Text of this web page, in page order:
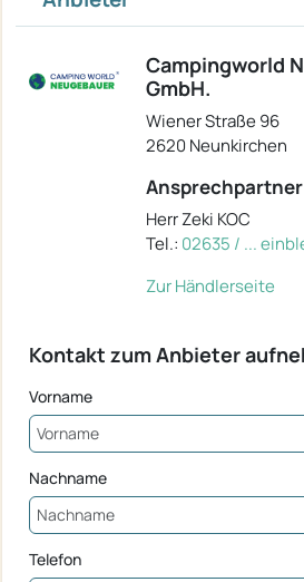
Campingworld
GmbH.
Wiener Straße 96
2620 Neunkirchen
Ansprechpartner
Herr Zeki KOC
Tel.: 02635 / ...
Zur Händlerseite
Kontakt zum Anbieter
Vorname
Nachname
Telefon